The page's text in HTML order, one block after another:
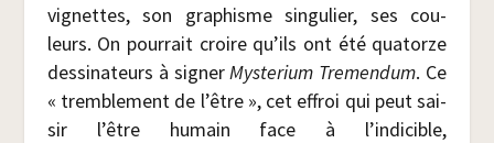
vignettes, son gra­phisme sin­gu­lier, ses cou­
leurs. On pour­rait croire qu’ils ont été qua­torze
des­si­na­teurs à signerMys­te­rium Tre­men­dum. Ce
« trem­ble­ment de l’être », cet effroi qui peut sai­
sir l’être humain face à l’indicible,